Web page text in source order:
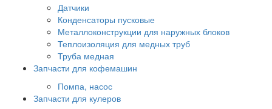
Датчики
Конденсаторы пусковые
Металлоконструкции для наружных блоков
Теплоизоляция для медных труб
Труба медная
Запчасти для кофемашин
Помпа, насос
Запчасти для кулеров